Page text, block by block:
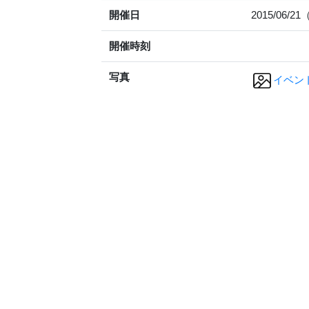
開催日 2015/06/21
開催時刻
写真 イベン